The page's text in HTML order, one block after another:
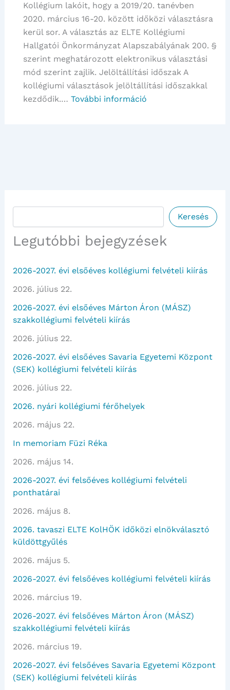
Kollégium lakóit, hogy a 2019/20. tanévben
2020. március 16-20. között időközi választásra
kerül sor. A választás az ELTE Kollégiumi
Hallgatói Önkormányzat Alapszabályának 200. §
szerint meghatározott elektronikus választási
mód szerint zajlik. Jelöltállítási időszak A
kollégiumi választások jelöltállítási időszakkal
kezdődik.… További információ:
Keresés
Legutóbbi bejegyzések
2026-2027. évi elsőéves kollégiumi felvételi kiírás
2026. július 22.
2026-2027. évi elsőéves Márton Áron (MÁSZ)
szakkollégiumi felvételi kiírás
2026. július 22.
2026-2027. évi elsőéves Savaria Egyetemi Központ
(SEK) kollégiumi felvételi kiírás
2026. július 22.
2026. nyári kollégiumi férőhelyek
2026. május 22.
In memoriam Füzi Réka
2026. május 14.
2026-2027. évi felsőéves kollégiumi felvételi
ponthatárai
2026. május 8.
2026. tavaszi ELTE KolHÖK időközi elnökválasztó
küldöttgyűlés
2026. május 5.
2026-2027. évi felsőéves kollégiumi felvételi kiírás
2026. március 19.
2026-2027. évi felsőéves Márton Áron (MÁSZ)
szakkollégiumi felvételi kiírás
2026. március 19.
2026-2027. évi felsőéves Savaria Egyetemi Központ
(SEK) kollégiumi felvételi kiírás